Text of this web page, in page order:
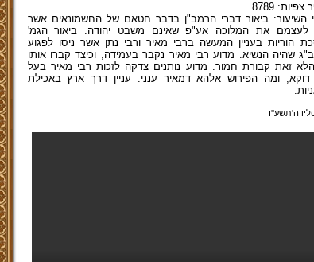
8789
השיעור: ביאור דברי הרמב"ן בדבר חטאם של החשמונאים אשר
לעצמם את המלוכה אע"פ שאינם משבט יהודה. ביאור הגמ'
הוריות בעניין המעשה ברבי מאיר ורבי נתן אשר ניסו לפגוע
שהיה הנשיא. מדוע רבי מאיר נקבר בעמידה, וכיצד קברו אותו
זאת קבורת חמור. מדוע נותנים צדקה לזכות רבי מאיר בעל
ומה הפירוש אלהא דמאיר ענני. עניין דרך ארץ באכילת
ה'תשע''ד